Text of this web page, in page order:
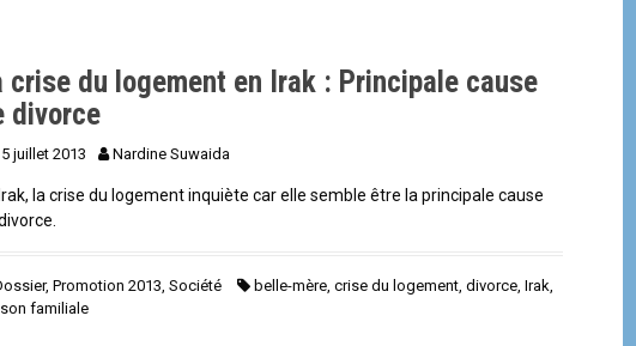
crise du logement en Irak : Principale cause
divorce
juillet 2013 Nardine Suwaida
la crise du logement inquiète car elle semble être la principale cause
,Promotion 2013,Société belle-mère,crise du logement,divorce,Irak,
familiale